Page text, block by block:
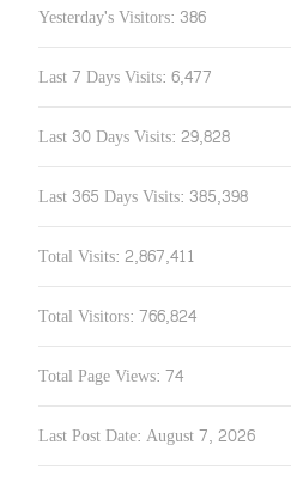
Yesterday's Visitors: 386
Last 7 Days Visits: 6,477
Last 30 Days Visits: 29,828
Last 365 Days Visits: 385,398
Total Visits: 2,867,411
Total Visitors: 766,824
Total Page Views: 74
Last Post Date: August 7, 2026